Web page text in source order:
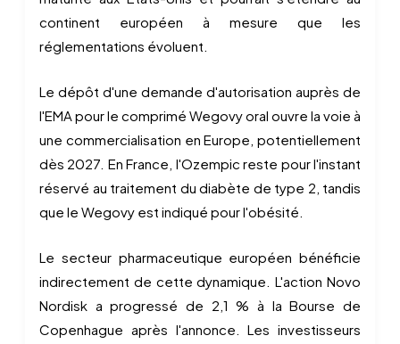
continent européen à mesure que les
réglementations évoluent.
Le dépôt d'une demande d'autorisation auprès de
l'EMA pour le comprimé Wegovy oral ouvre la voie à
une commercialisation en Europe, potentiellement
dès 2027. En France, l'Ozempic reste pour l'instant
réservé au traitement du diabète de type 2, tandis
que le Wegovy est indiqué pour l'obésité.
Le secteur pharmaceutique européen bénéficie
indirectement de cette dynamique. L'action Novo
Nordisk a progressé de 2,1 % à la Bourse de
Copenhague après l'annonce. Les investisseurs